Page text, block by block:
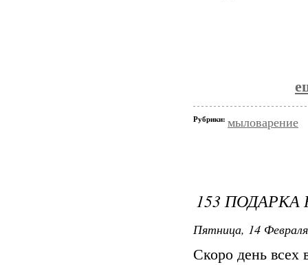
Рубрики: мыловарение
153
Пятница, 14
Скоро день всех